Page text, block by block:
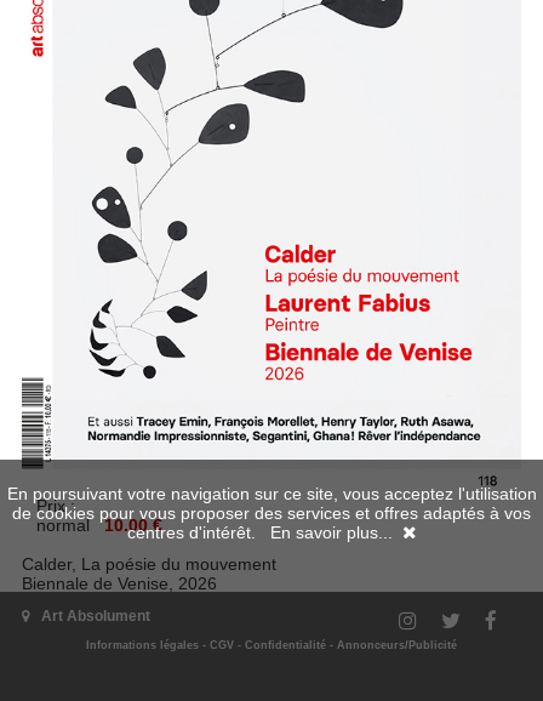
Prix :
normal
10.00 €
Calder, La poésie du mouvement
Biennale de Venise, 2026
Tracey Emin, François Morellet, Henry Taylor, Ruth Asawa,
Normandie Impressionniste, Segantini, Ghana ! Rêver
Art Absolument
Informations légales - CGV - Confidentialité - Annonceurs/Publicité
En poursuivant votre navigation sur ce site, vous acceptez l'utilisation
de cookies pour vous proposer des services et offres adaptés à vos
centres d'intérêt. En savoir plus...